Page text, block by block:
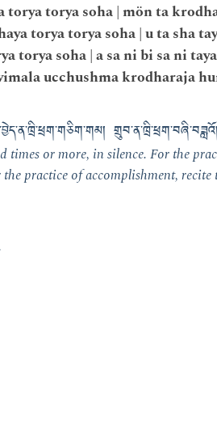
torya torya soha | mön ta
torya torya soha | u ta sha
torya soha | a sa ni bi sa ni
ucchushma krodharaja
or more, in silence. For the
practice of accomplishment,